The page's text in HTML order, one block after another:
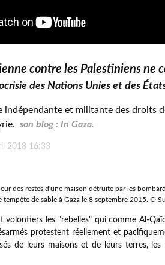
contre les Palestiniens ne
des Nations Unies et des
indépendante et militante des droits
son blog : In Gaza.
2018 16:33
des restes d'une maison détruite par les
de sable à Gaza le 8 septembre 2015. ©
volontiers les "rebelles" qui comme Al-
protestent réellement et
de leurs maisons et de leurs terres,